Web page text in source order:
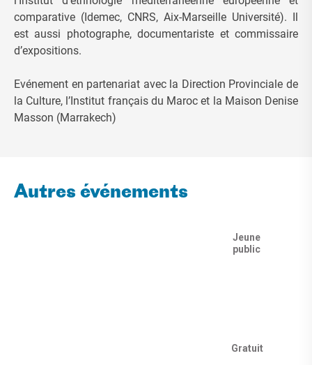
comparative (Idemec, CNRS, Aix-Marseille Université). Il
est aussi photographe, documentariste et commissaire
d’expositions.
Evénement en partenariat avec la Direction Provinciale de
la Culture, l’Institut français du Maroc et la Maison Denise
Masson (Marrakech)
Autres événements
Gratuit
Jeune
public